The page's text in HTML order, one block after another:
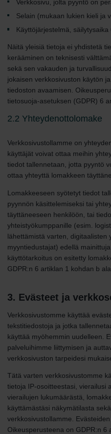
Verkkosivu, jolta pyyntö on
Selain (mukaan lukien kieli ja
Käyttöjärjestelmä, säilytysaika
Näitä yleisiä tietoja ei yhdistetä
kerääminen on teknisesti
sekä sen vakauden ja
jokaisen verkkosivuston käytön
tiedoston avaamisen.
tietosuoja-asetuksen (GDPR) 6
2.2 Yhteydenottolomake
Verkkosivustollamme on
käyttäjät voivat ottaa meihin
tiedot tallennetaan, jotta pyyntö
ottaa yhteyttä lomakkeen
Lomakkeeseen syötetyt tiedot
pyynnön käsittelemiseksi tai
täyttäneeseen henkilöön, tai
yhteistyökumppanille (esim.
lähettämistä varten, digitaalisten
myyntiedustajat) edellä
käyttötarkoitus on esitetty
GDPR:n 6 artiklan 1 kohdan b
3. Evästeet ja
Verkkosivustomme käyttää
tekstitiedostoja ja jotka
käyttää myöhemmin uudelleen.
palveluihimme liittymisen ja
verkkosivuston tarpeidesi
Tätä varten verkkosivustomme
tietoja IP-osoitteestasi, vierailusi
vierailujen lukumäärästä,
käyttämästäsi näkymätilasta
verkkosivustollamme.
Oikeusperusteena on GDPR:n 6